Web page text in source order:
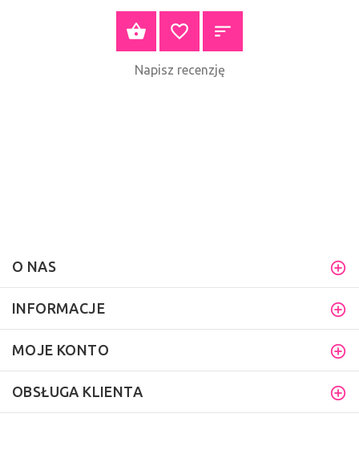
ZOBACZ PRODUKT
Napisz recenzję
O NAS
INFORMACJE
MOJE KONTO
OBSŁUGA KLIENTA